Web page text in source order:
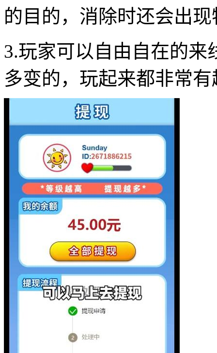
的目的，消除时还会出
3.玩家可以自由自在的
多变的，玩起来都非常有